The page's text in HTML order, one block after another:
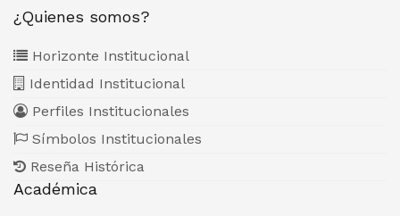
¿Quienes somos?
Horizonte Institucional
Identidad Institucional
Perfiles Institucionales
Símbolos Institucionales
Reseña Histórica
Académica